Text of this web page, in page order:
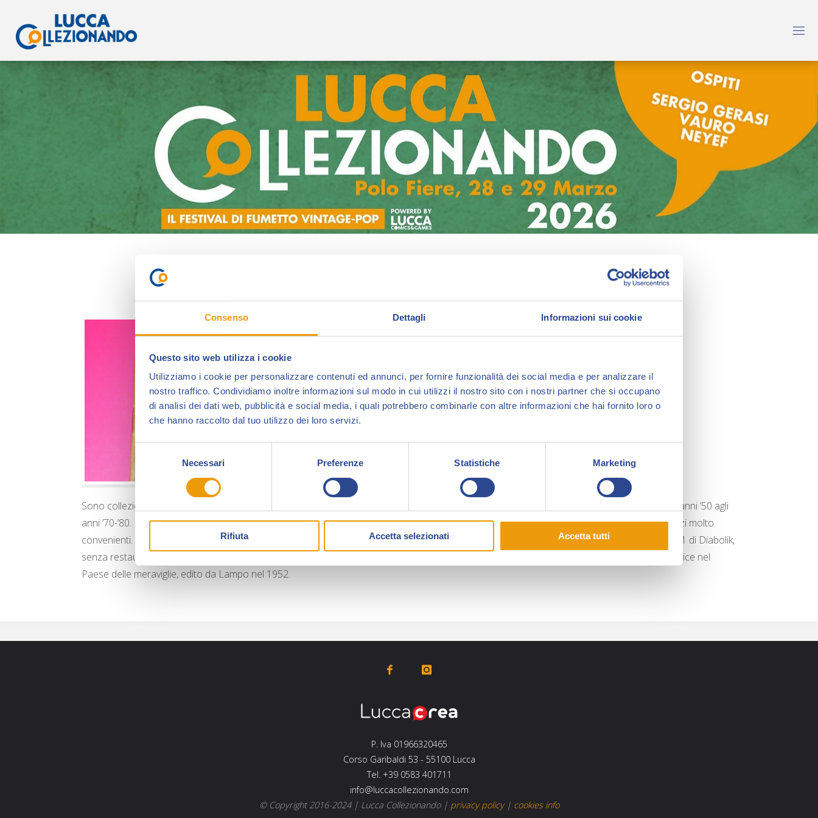
Consenso Dettagli Informazioni sui cookie
Questo sito web utilizza i cookie
Utilizziamo i cookie per personalizzare contenuti ed annunci, per fornire funzionalità dei social media e per analizzare il
nostro traffico. Condividiamo inoltre informazioni sul modo in cui utilizzi il nostro sito con i nostri partner che si occupano
di analisi dei dati web, pubblicità e social media, i quali potrebbero combinarle con altre informazioni che hai fornito loro o
che hanno raccolto dal tuo utilizzo dei loro servizi.
Selezione
del
consenso
Necessari Preferenze Statistiche Marketing
Rifiuta Accetta selezionati Accetta tutti
Sono collezionista di Fumetti ed Album di figurine d’epoca. Propongo a Lucca tanti fumetti ed alcuni album di figurine molto importanti, dagli anni ’50 agli
anni ’70-’80. Ho molti Topolino libretto, Diabolik primi anni, Kriminal, Satanik, Supereroi della Corno, Zagor, Dylan Dog, Tex, e tanti altri, a prezzi molto
convenienti. Tra questi anche alcuni pezzi molto rari e belli. Come pezzi di pregio che porterò con me in fiera, segnalo un bellissimo numero 1 di Diabolik,
senza restauri, il numero 1730 di Topolino blisterato originale assieme all’album di figurine Calciatori 1988-89, e un album di figurine mitico, Alice nel
Paese delle meraviglie, edito da Lampo nel 1952.
P. Iva 01966320465
Corso Garibaldi 53 - 55100 Lucca
Tel. +39 0583 401711
info@luccacollezionando.com
© Copyright 2016-2024 | Lucca Collezionando| privacy policy| cookies info